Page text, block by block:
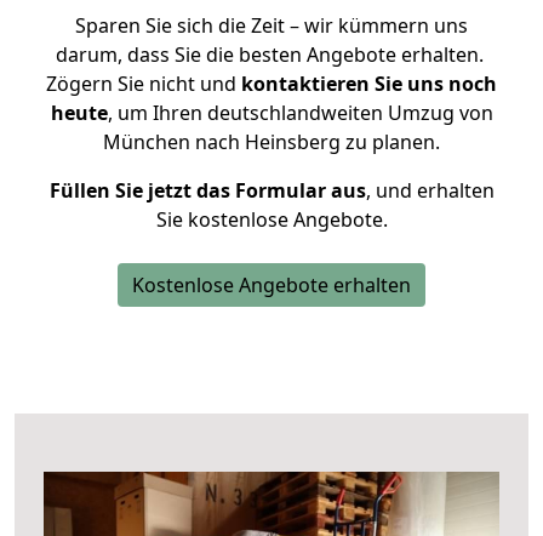
Sparen Sie sich die Zeit – wir kümmern uns
darum, dass Sie die besten Angebote erhalten.
Zögern Sie nicht und kontaktieren Sie uns noch
heute, um Ihren deutschlandweiten Umzug von
München nach Heinsberg zu planen.
Füllen Sie jetzt das Formular aus, und erhalten
Sie kostenlose Angebote.
Kostenlose Angebote erhalten